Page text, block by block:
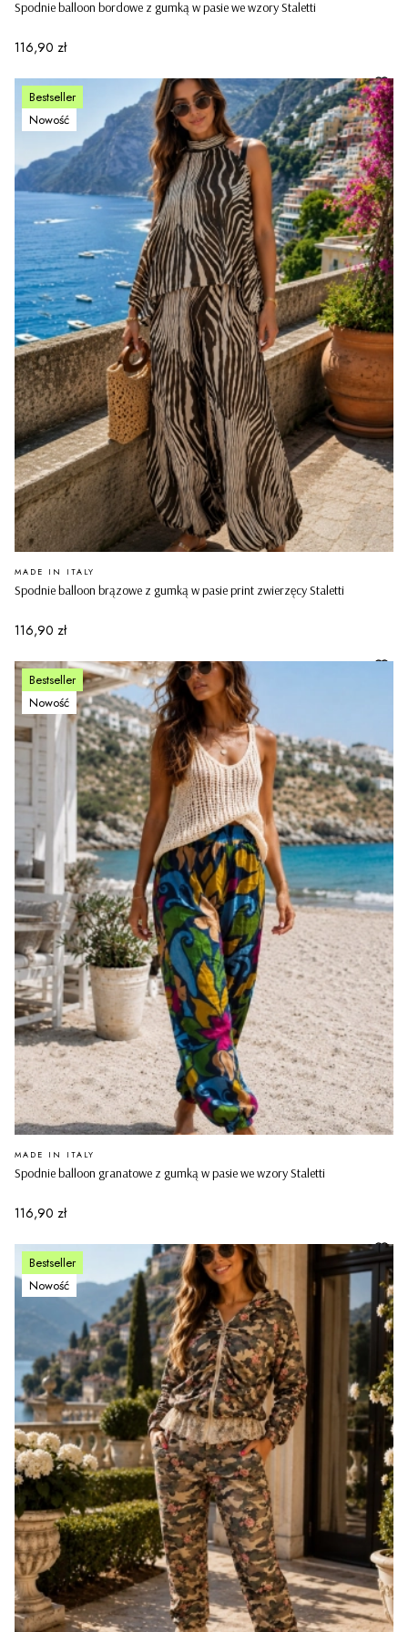
Spodnie balloon bordowe z gumką w pasie we wzory Staletti
Cena
116,90 zł
Bestseller
Nowość
Spodnie balloon brązowe z gumką w pasie print zwierzęcy Staletti
PRODUCENT
MADE IN ITALY
Cena
116,90 zł
Bestseller
Nowość
Spodnie balloon granatowe z gumką w pasie we wzory Staletti
PRODUCENT
MADE IN ITALY
Cena
116,90 zł
Bestseller
Nowość